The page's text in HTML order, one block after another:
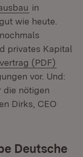
(Öffnet in
in
wie heute.
privates Kapital
(PDF)
vor. Und:
die nötigen
Dirks, CEO
Deutsche